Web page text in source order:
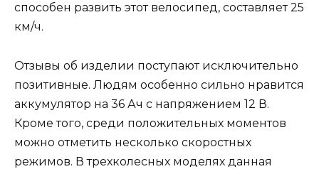
способен развить этот велосипед, составляет 25
км/ч.
Отзывы об изделии поступают исключительно
позитивные. Людям особенно сильно нравится
аккумулятор на 36 Ач с напряжением 12 В.
Кроме того, среди положительных моментов
можно отметить несколько скоростных
режимов. В трехколесных моделях данная